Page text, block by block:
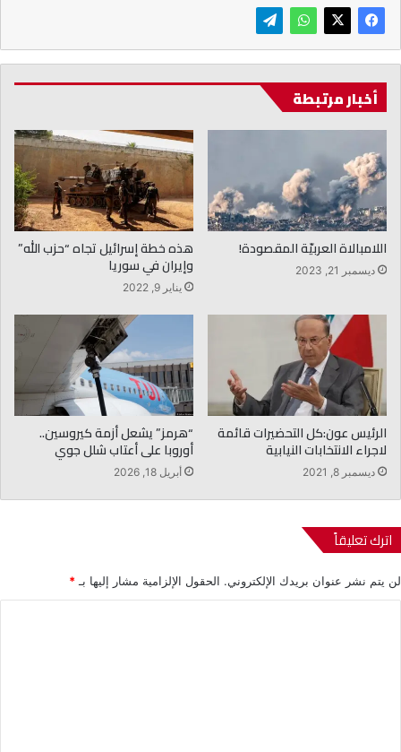
أخبار مرتبطة
اللامبالاة العربيّة المقصودة!
ديسمبر 21, 2023
هذه خطة إسرائيل تجاه “حزب الله”
وإيران في سوريا
يناير 9, 2022
الرئيس عون:كل التحضيرات قائمة
لاجراء الانتخابات النيابية
ديسمبر 8, 2021
“هرمز” يشعل أزمة كيروسين..
أوروبا على أعتاب شلل جوي
أبريل 18, 2026
اترك تعليقاً
لن يتم نشر عنوان بريدك الإلكتروني. الحقول الإلزامية مشار إليها بـ *